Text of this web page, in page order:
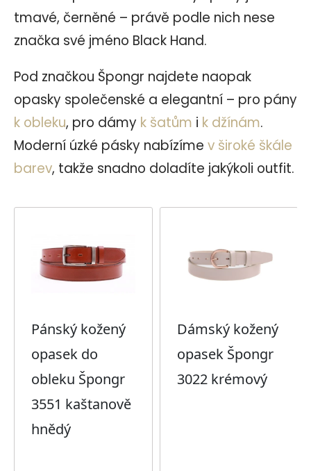
tmavé, černěné – právě podle nich nese
značka své jméno Black Hand.
Pod značkou Špongr najdete naopak
opasky společenské a elegantní – pro pány
k obleku, pro dámy k šatům i k džínám.
Moderní úzké pásky nabízíme v široké škále
barev, takže snadno doladíte jakýkoli outfit.